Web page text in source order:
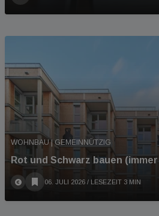
WOHNBAU | GEMEINNÜTZIG
Rot und Schwarz bauen
06. JULI 2026 / LESEZEIT 3 MIN